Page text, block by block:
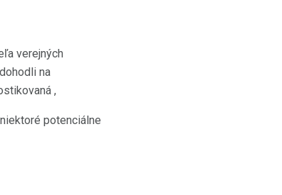
verejných
na
,
potenciálne